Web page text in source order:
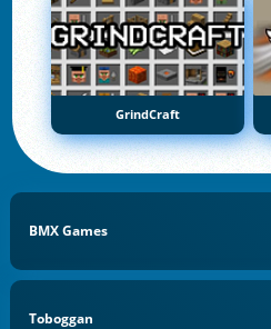
GrindCraft
BMX Games
Toboggan